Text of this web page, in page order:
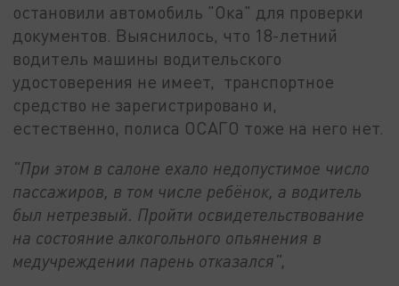
остановили автомобиль "Ока" для проверки
документов. Выяснилось, что 18-летний
водитель машины водительского
удостоверения не имеет, транспортное
средство не зарегистрировано и,
естественно, полиса ОСАГО тоже на него нет.
"При этом в салоне ехало недопустимое число
пассажиров, в том числе ребёнок, а водитель
был нетрезвый. Пройти освидетельствование
на состояние алкогольного опьянения в
медучреждении парень отказался",